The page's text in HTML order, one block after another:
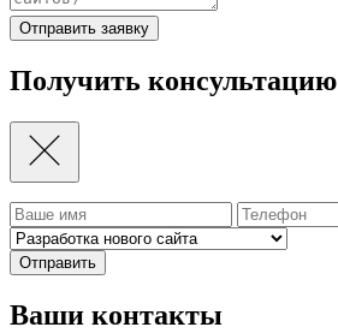
Отправить заявку
Получить консультацию
Отправить
Ваши контакты